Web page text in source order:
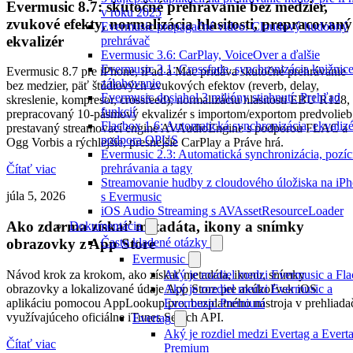
v roku 2025
Evermusic propagačné video: Cloudový hudobný
prehrávač
Evermusic 3.6: CarPlay, VoiceOver a ďalšie
Evermusic 3.1: Crossfade, synchronizácia
zálohovanie
Evermusic dosiahol 3 milióny stiahnutí: Prehľad
funkcií
Flacbox 1.6: Automatická synchronizácia,
podpora OPUS
Evermusic 2.3: Automatická synchronizácia,
prehrávania a tagy
Streamovanie hudby z cloudového úložiska na
s Evermusic
iOS Audio Streaming s AVAssetResourceLoader
Dokumentácia
Často kladené otázky
Evermusic
Aký je rozdiel medzi Evermusic a
Aký je rozdiel medzi Evermusic a
Evermusic Premium
Evertag
Aký je rozdiel medzi Evertag a
Premium
Evermusic 8.7: skutočné prehrávanie bez medzier,
zvukové efekty, normalizácia hlasitosti, prepracovaný
ekvalizér
Evermusic 8.7 pre iPhone, iPad a Mac pridáva skutočné prehrávanie
bez medzier, päť štúdiových zvukových efektov (reverb, delay,
skreslenie, kompresor, crossfeed), normalizáciu hlasitosti EBU R128,
prepracovaný 10-pásmový ekvalizér s importom/exportom
prestavaný streamovací engine AVAudioEngine s podporou FLAC a
Ogg Vorbis a rýchlejšie, presnejšie CarPlay a Práve hrá.
Čítať viac
júla 5, 2026
Ako zdarma získať metadáta, ikony a snímky
obrazovky z App Store
Návod krok za krokom, ako získať metadáta, ikonu, snímky
obrazovky a lokalizované údaje App Store pre akúkoľvek iOS
aplikáciu pomocou AppLookup.pro, bezplatného nástroja v
využívajúceho oficiálne iTunes Search API.
Čítať viac